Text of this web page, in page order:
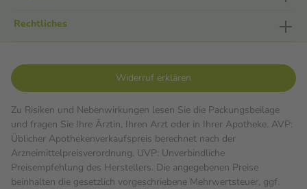
Rechtliches
Widerruf erklären
Zu Risiken und Nebenwirkungen lesen Sie die Packungsbeilage
und fragen Sie Ihre Ärztin, Ihren Arzt oder in Ihrer Apotheke. AVP:
Üblicher Apothekenverkaufspreis berechnet nach der
Arzneimittelpreisverordnung. UVP: Unverbindliche
Preisempfehlung des Herstellers. Die angegebenen Preise
beinhalten die gesetzlich vorgeschriebene Mehrwertsteuer, ggf.